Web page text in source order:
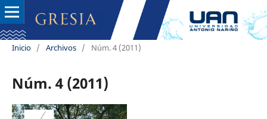
Inicio / Archivos / Núm. 4 (2011)
Núm. 4 (2011)